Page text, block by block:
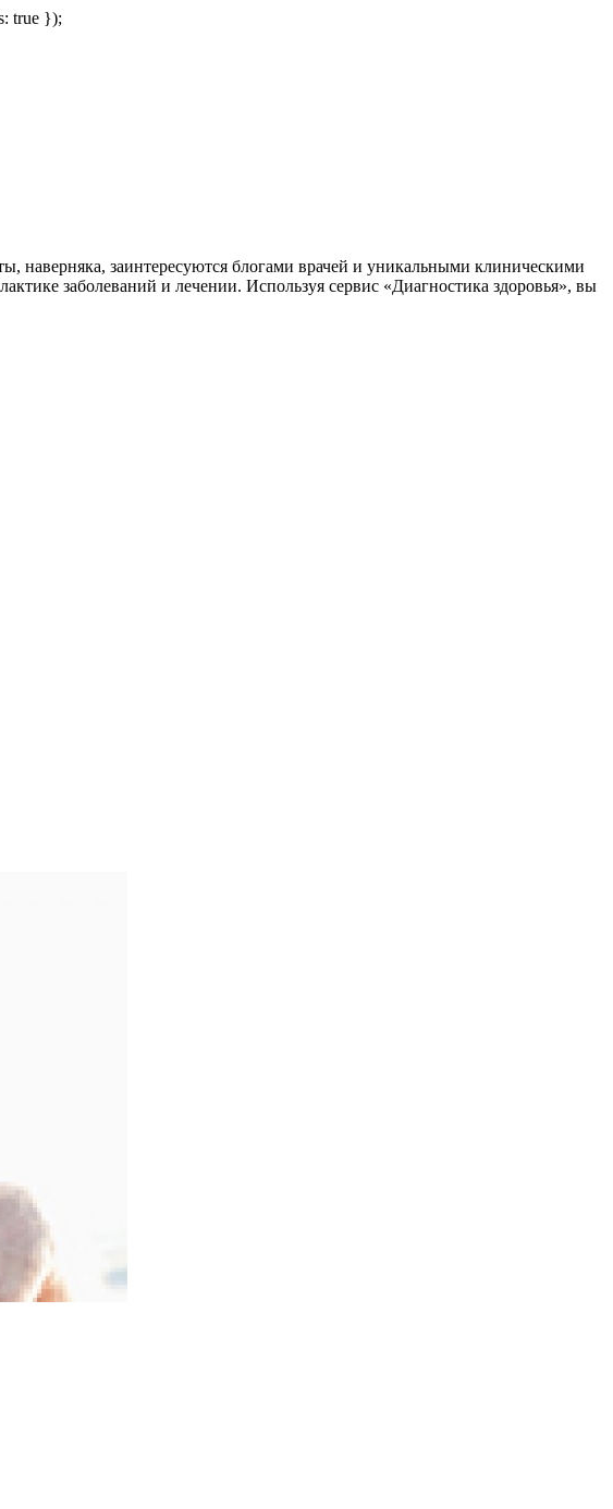
true });
заинтересуются блогами врачей и уникальными клиническими
заболеваний и лечении. Используя сервис «Диагностика здоровья», вы